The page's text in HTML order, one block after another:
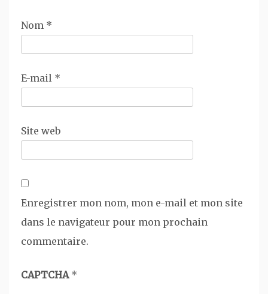
Nom *
E-mail *
Site web
Enregistrer mon nom, mon e-mail et mon site
dans le navigateur pour mon prochain
commentaire.
CAPTCHA *